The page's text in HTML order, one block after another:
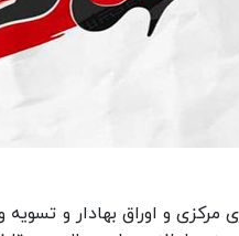
و اوراق بهادار و